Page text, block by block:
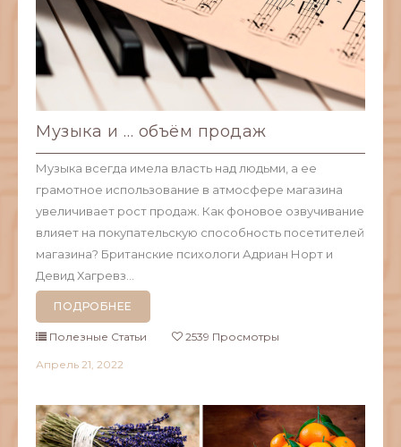
Музыка и … объём продаж
Музыка всегда имела власть над людьми, а ее
грамотное использование в атмосфере магазина
увеличивает рост продаж. Как фоновое озвучивание
влияет на покупательскую способность посетителей
магазина? Британские психологи Адриан Норт и
Девид Хагревз...
ПОДРОБНЕЕ
Полезные Статьи 2539 Просмотры
Апрель 21, 2022